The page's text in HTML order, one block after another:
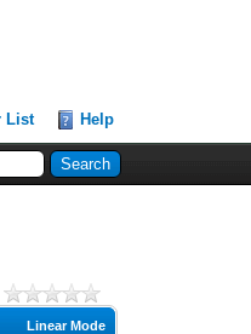
List Help
Linear Mode